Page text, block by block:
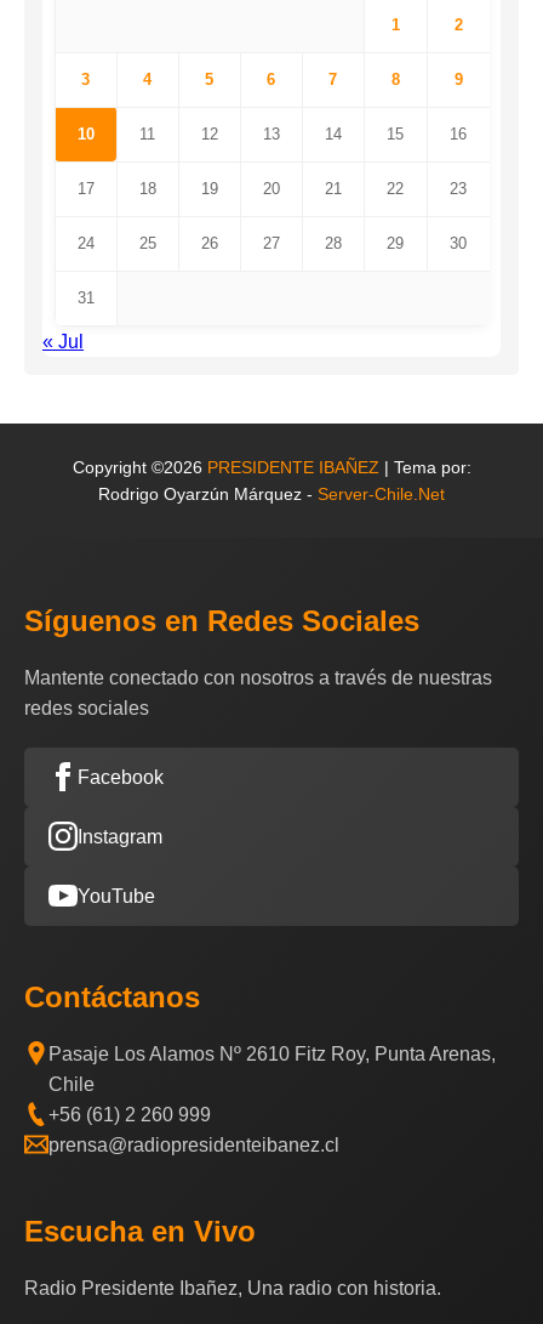
1 2
3 4 5 6 7 8 9
10 11 12 13 14 15 16
17 18 19 20 21 22 23
24 25 26 27 28 29 30
31
« Jul
Copyright ©2026 PRESIDENTE IBAÑEZ | Tema por:
Rodrigo Oyarzún Márquez - Server-Chile.Net
Síguenos en Redes Sociales
Mantente conectado con nosotros a través de nuestras
redes sociales
Facebook
Instagram
YouTube
Contáctanos
Pasaje Los Alamos Nº 2610 Fitz Roy, Punta Arenas,
Chile
+56 (61) 2 260 999
prensa@radiopresidenteibanez.cl
Escucha en Vivo
Radio Presidente Ibañez, Una radio con historia.